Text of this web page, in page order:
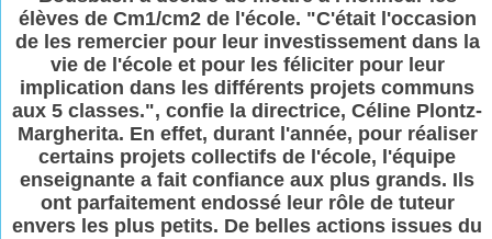
élèves de Cm1/cm2 de l'école. "C'était l'occasion
de les remercier pour leur investissement dans la
vie de l'école et pour les féliciter pour leur
implication dans les différents projets communs
aux 5 classes.", confie la directrice, Céline Plontz-
Margherita. En effet, durant l'année, pour réaliser
certains projets collectifs de l'école, l'équipe
enseignante a fait confiance aux plus grands. Ils
ont parfaitement endossé leur rôle de tuteur
envers les plus petits. De belles actions issues du